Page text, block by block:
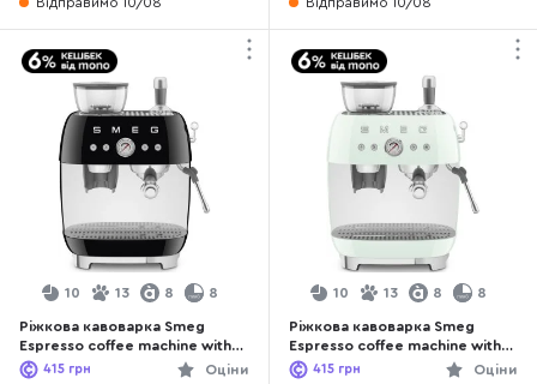
10 13 8 8
Ріжкова кавоварка Smeg
Espresso coffee machine with
grinder Black (EGF03BLEU)Оціни
415 грн
10 13 8 8
Ріжкова кавоварка Smeg
Espresso coffee machine with
grinder Pastel Green
Оціни
415 грн